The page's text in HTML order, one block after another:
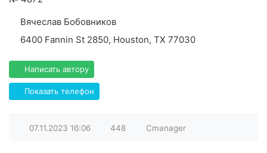
Вячеслав Бобовников
6400 Fannin St 2850, Houston, TX 77030
Написать автору
Показать телефон
07.11.2023 16:06 448 Cmanager